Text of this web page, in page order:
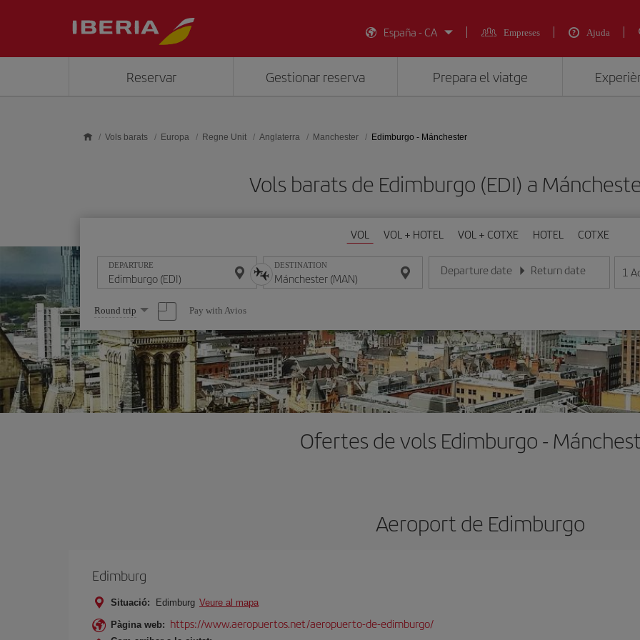
España - CA
Empreses Ajuda
Reservar Gestionar reserva Prepara el viatge
Vols barats Europa Regne Unit Anglaterra Manchester Edimburgo - Mánchester
Vols barats de Edimburgo (EDI) a
VOL VOL + HOTEL VOL + COTXE HOTEL COTXE
DEPARTURE DESTINATION Departure date
Introduce la fecha en format dia/mes/any
Return date
Introduce la fecha en format
1
Select
one
option
Round trip Pay with Avios
Ofertes de vols Edimburgo -
Aeroport de Edimburgo
Edimburg
Situació: Edimburg Veure al mapa
Pàgina web: https://www.aeropuertos.net/aeropuerto-de-edimburgo/